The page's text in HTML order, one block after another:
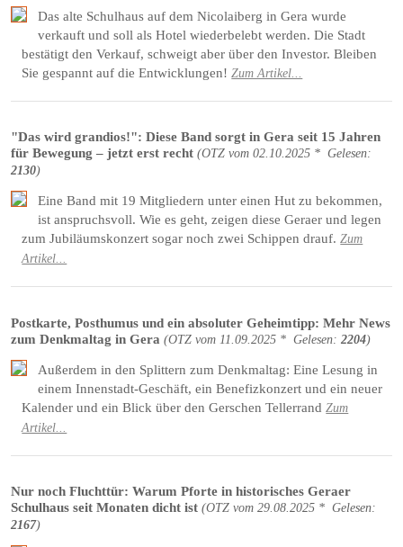
Das alte Schulhaus auf dem Nicolaiberg in Gera wurde
verkauft und soll als Hotel wiederbelebt werden. Die Stadt
bestätigt den Verkauf, schweigt aber über den Investor. Bleiben
Sie gespannt auf die Entwicklungen! Zum Artikel...
"Das wird grandios!": Diese Band sorgt in Gera seit 15 Jahren
für Bewegung – jetzt erst recht (OTZ vom02.10.2025 * Gelesen:
2130)
Eine Band mit 19 Mitgliedern unter einen Hut zu bekommen,
ist anspruchsvoll. Wie es geht, zeigen diese Geraer und legen
zum Jubiläumskonzert sogar noch zwei Schippen drauf. Zum
Artikel...
Postkarte, Posthumus und ein absoluter Geheimtipp: Mehr News
zum Denkmaltag in Gera (OTZ vom 11.09.2025 * Gelesen:2204)
Außerdem in den Splittern zum Denkmaltag: Eine Lesung in
einem Innenstadt-Geschäft, ein Benefizkonzert und ein neuer
Kalender und ein Blick über den Gerschen Tellerrand Zum
Artikel...
Nur noch Fluchttür: Warum Pforte in historisches Geraer
Schulhaus seit Monaten dicht ist (OTZ vom29.08.2025 * Gelesen:
2167)